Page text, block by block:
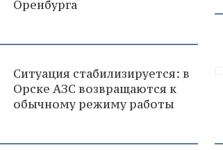
Оренбурга
Ситуация стабилизируется: в
Орске АЗС возвращаются к
обычному режиму работы